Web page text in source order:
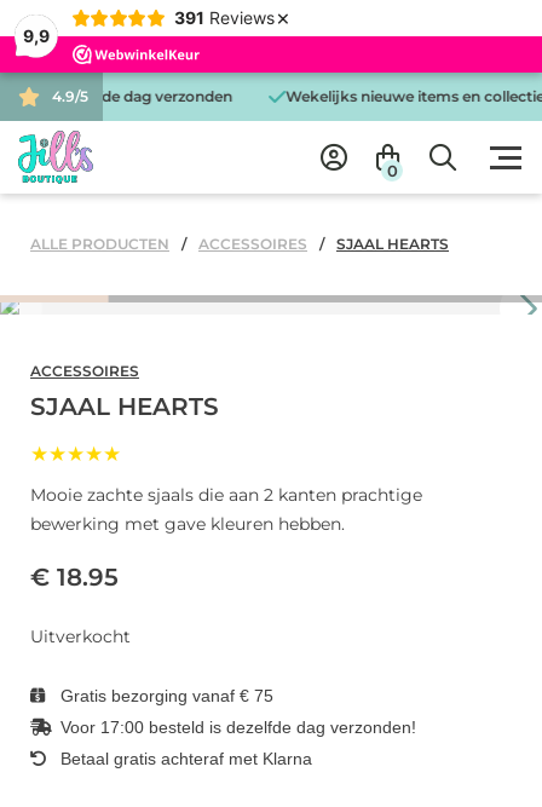
9,9
391 Reviews ×
4.9/5
is dezelfde dag verzonden Wekelijks nieuwe items en collecties
0
ALLE PRODUCTEN ACCESSOIRES SJAAL HEARTS
ACCESSOIRES
SJAAL HEARTS
★★★★★
Mooie zachte sjaals die aan 2 kanten prachtige
bewerking met gave kleuren hebben.
€ 18.95
Uitverkocht
Gratis bezorging vanaf € 75
Voor 17:00 besteld is dezelfde dag verzonden!
Betaal gratis achteraf met Klarna